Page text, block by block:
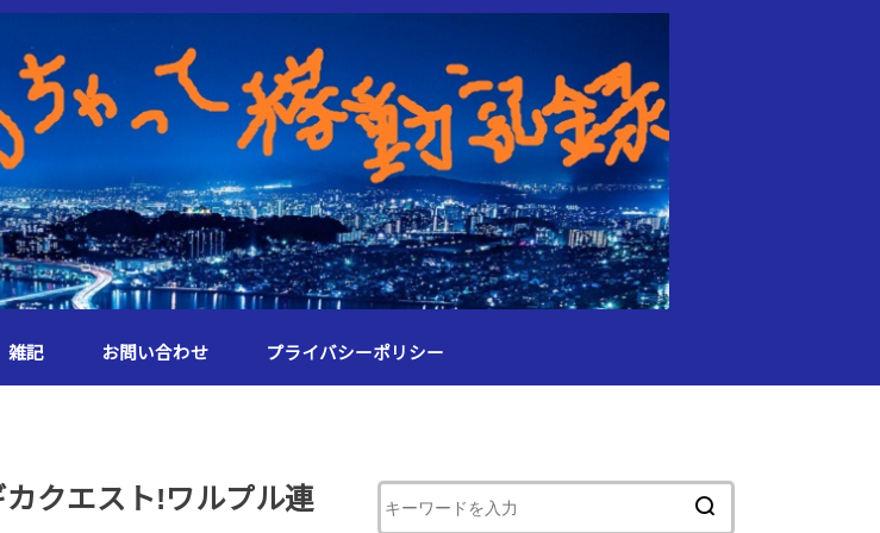
雑記 お問い合わせ プライバシーポリシー
カクエスト!ワルプル連